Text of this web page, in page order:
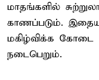
மாதங்களில்
காணப்படும்.
மகிழ்விக்க கோடை
நடைபெறும்.